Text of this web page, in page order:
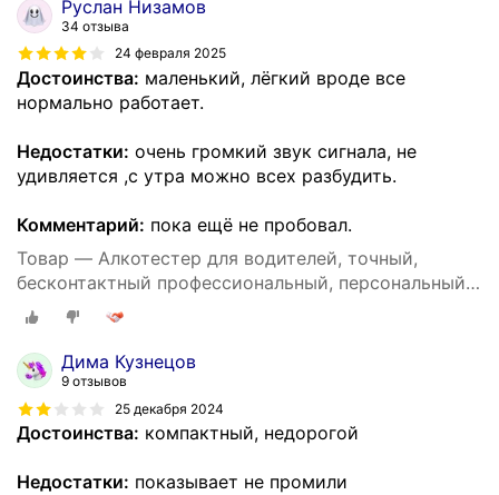
Руслан Низамов
34 отзыва
24 февраля 2025
Достоинства: маленький, лёгкий вроде все
нормально работает.
Недостатки: очень громкий звук сигнала, не
удивляется ,с утра можно всех разбудить.
Комментарий: пока ещё не пробовал.
Товар — Алкотестер для водителей, точный,
бесконтактный профессиональный, персональный
DG shop
Дима Кузнецов
9 отзывов
25 декабря 2024
Достоинства: компактный, недорогой
Недостатки: показывает не промили